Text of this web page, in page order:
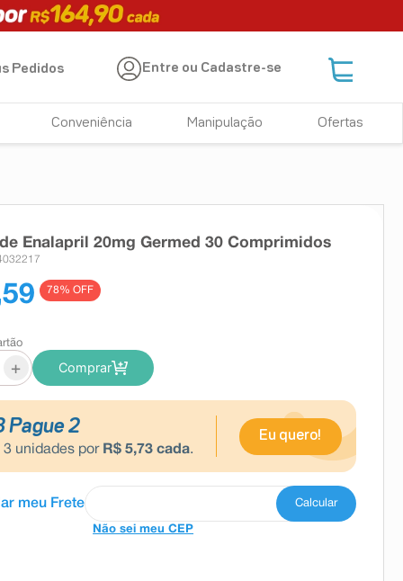
Pedidos Entre ou Cadastre-se
Conveniência Manipulação Ofertas
Enalapril 20mg Germed 30 Comprimidos
78% OFF
+ Comprar
Pague 2
3 unidades por R$ 5,73 cada.
Eu quero!
Não sei meu CEP